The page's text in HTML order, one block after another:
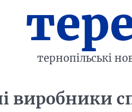
тернопільські
виробники